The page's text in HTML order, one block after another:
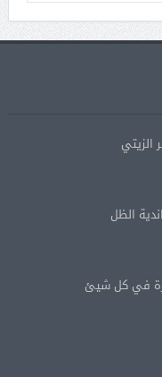
الزيتي
الظل
في كل شيئ